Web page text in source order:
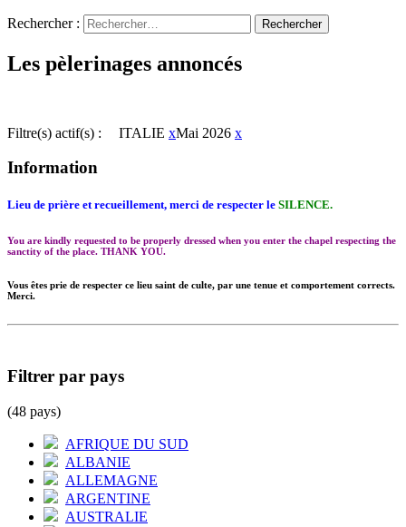
Rechercher :
Les pèlerinages annoncés
Filtre(s) actif(s) : ITALIE xMai 2026 x
Information
Lieu de prière et recueillement, merci de respecter le SILENCE.
You are kindly requested to be properly dressed when you enter the chapel respecting the
sanctity of the place. THANK YOU.
Vous êtes prie de respecter ce lieu saint de culte, par une tenue et comportement corrects.
Merci.
Filtrer par pays
(48 pays)
AFRIQUE DU SUD
ALBANIE
ALLEMAGNE
ARGENTINE
AUSTRALIE